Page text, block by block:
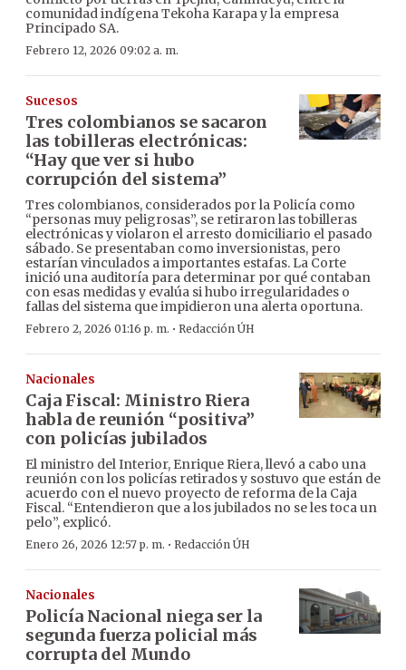
comunidad indígena Tekoha Karapa y la empresa
Principado SA.
Febrero 12, 2026 09:02 a. m.
Sucesos
Tres colombianos se sacaron
las tobilleras electrónicas:
“Hay que ver si hubo
corrupción del sistema”
Tres colombianos, considerados por la Policía como
“personas muy peligrosas”, se retiraron las tobilleras
electrónicas y violaron el arresto domiciliario el pasado
sábado. Se presentaban como inversionistas, pero
estarían vinculados a importantes estafas. La Corte
inició una auditoría para determinar por qué contaban
con esas medidas y evalúa si hubo irregularidades o
fallas del sistema que impidieron una alerta oportuna.
Febrero 2, 2026 01:16 p. m. · Redacción ÚH
Nacionales
Caja Fiscal: Ministro Riera
habla de reunión “positiva”
con policías jubilados
El ministro del Interior, Enrique Riera, llevó a cabo una
reunión con los policías retirados y sostuvo que están de
acuerdo con el nuevo proyecto de reforma de la Caja
Fiscal. “Entendieron que a los jubilados no se les toca un
pelo”, explicó.
Enero 26, 2026 12:57 p. m. · Redacción ÚH
Nacionales
Policía Nacional niega ser la
segunda fuerza policial más
corrupta del Mundo